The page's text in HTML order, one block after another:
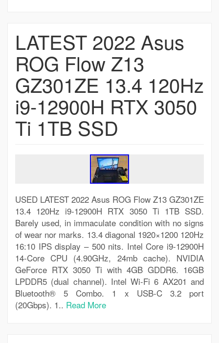
LATEST 2022 Asus
ROG Flow Z13
GZ301ZE 13.4 120Hz
i9-12900H RTX 3050
Ti 1TB SSD
USED LATEST 2022 Asus ROG Flow Z13 GZ301ZE
13.4 120Hz i9-12900H RTX 3050 Ti 1TB SSD.
Barely used, in immaculate condition with no signs
of wear nor marks. 13.4 diagonal 1920×1200 120Hz
16:10 IPS display – 500 nits. Intel Core i9-12900H
14-Core CPU (4.90GHz, 24mb cache). NVIDIA
GeForce RTX 3050 Ti with 4GB GDDR6. 16GB
LPDDR5 (dual channel). Intel Wi-Fi 6 AX201 and
Bluetooth® 5 Combo. 1 x USB-C 3.2 port
(20Gbps). 1.. Read More